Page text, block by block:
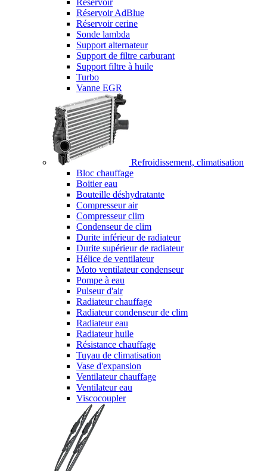
Réservoir
Réservoir AdBlue
Réservoir cerine
Sonde lambda
Support alternateur
Support de filtre carburant
Support filtre à huile
Turbo
Vanne EGR
Refroidissement, climatisation
Bloc chauffage
Boitier eau
Bouteille déshydratante
Compresseur air
Compresseur clim
Condenseur de clim
Durite inférieur de radiateur
Durite supérieur de radiateur
Hélice de ventilateur
Moto ventilateur condenseur
Pompe à eau
Pulseur d'air
Radiateur chauffage
Radiateur condenseur de clim
Radiateur eau
Radiateur huile
Résistance chauffage
Tuyau de climatisation
Vase d'expansion
Ventilateur chauffage
Ventilateur eau
Viscocoupler